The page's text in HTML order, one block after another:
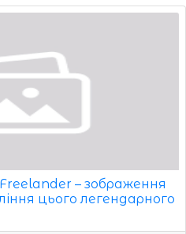
– зображення
цього легендарного